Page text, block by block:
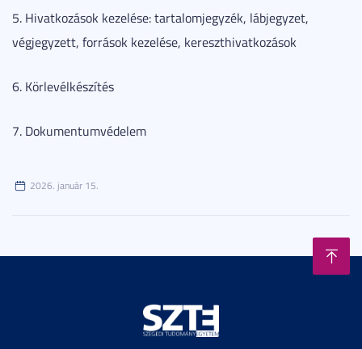
5. Hivatkozások kezelése: tartalomjegyzék, lábjegyzet,
végjegyzett, források kezelése, kereszthivatkozások
6. Körlevélkészítés
7. Dokumentumvédelem
2026. január 15.